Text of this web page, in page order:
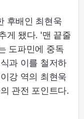
후배인 최현욱
게 됐다. '맨 끝줄
도파민에 중독
과 이를 철저하
강 역의 최현욱
관전 포인트다.